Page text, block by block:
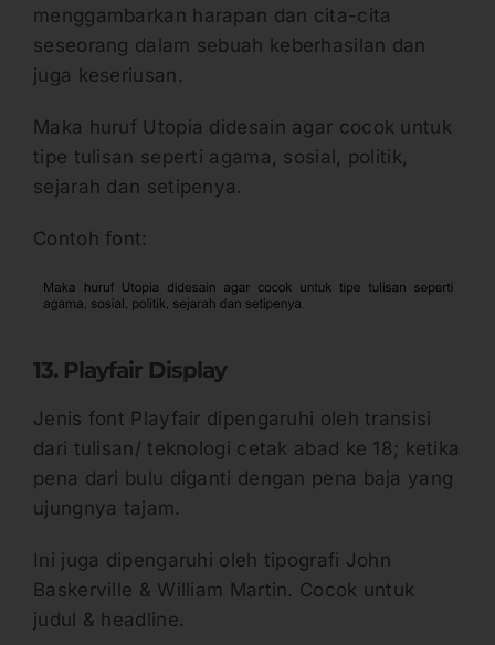
menggambarkan harapan dan cita-cita
seseorang dalam sebuah keberhasilan dan
juga keseriusan.
Maka huruf Utopia didesain agar cocok untuk
tipe tulisan seperti agama, sosial, politik,
sejarah dan setipenya.
Contoh font:
13. Playfair Display
Jenis font Playfair dipengaruhi oleh transisi
dari tulisan/ teknologi cetak abad ke 18; ketika
pena dari bulu diganti dengan pena baja yang
ujungnya tajam.
Ini juga dipengaruhi oleh tipografi John
Baskerville & William Martin. Cocok untuk
judul & headline.